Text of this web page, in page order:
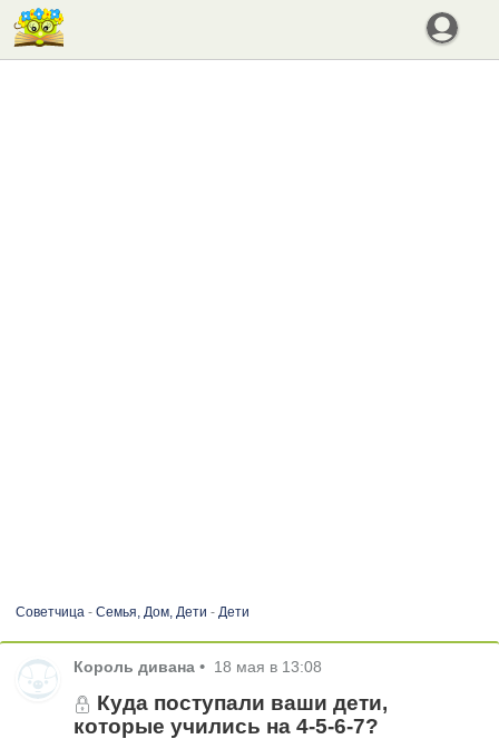
Советчица- Семья, Дом, Дети - Дети
Король дивана • 18 мая в 13:08
Куда поступали ваши дети,
которые учились на 4-5-6-7?